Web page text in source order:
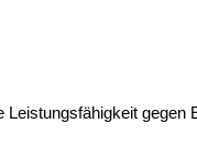
gegen